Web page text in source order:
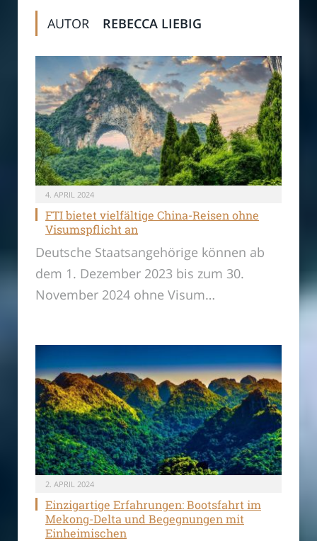
AUTOR REBECCA LIEBIG
4. APRIL 2024
FTI bietet vielfältige China-Reisen ohne
Visumspflicht an
Deutsche Staatsangehörige können ab
dem 1. Dezember 2023 bis zum 30.
November 2024 ohne Visum…
2. APRIL 2024
Einzigartige Erfahrungen: Bootsfahrt im
Mekong-Delta und Begegnungen mit
Einheimischen